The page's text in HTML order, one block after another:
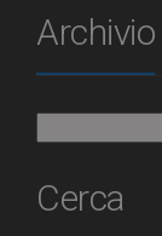
Archivio
Cerca